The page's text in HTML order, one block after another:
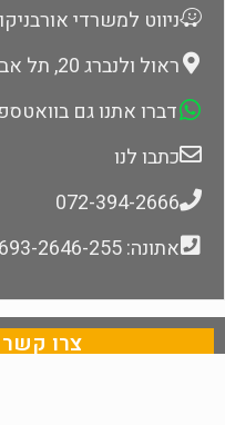
ניווט למשרדי
ראול ולנברג 20, תל אביב
דברו אתנו גם
כתבו לנו
072-394-2666
אתונה: 30-693-2646-255+
צרו קשר